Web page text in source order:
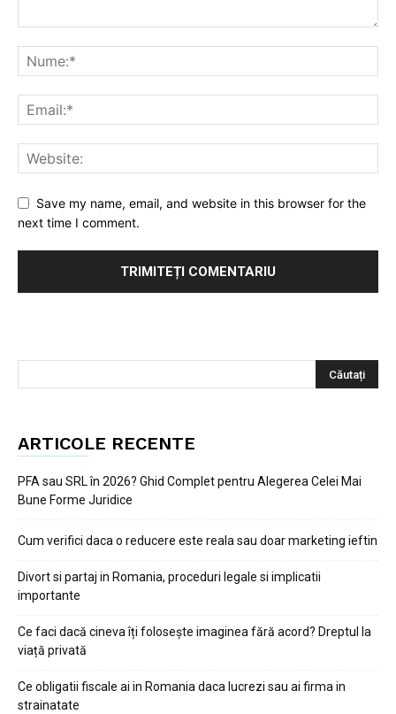
Save my name, email, and website in this browser for the
next time I comment.
ARTICOLE RECENTE
PFA sau SRL în 2026? Ghid Complet pentru Alegerea Celei Mai
Bune Forme Juridice
Cum verifici daca o reducere este reala sau doar marketing ieftin
Divort si partaj in Romania, proceduri legale si implicatii
importante
Ce faci dacă cineva îți folosește imaginea fără acord? Dreptul la
viață privată
Ce obligatii fiscale ai in Romania daca lucrezi sau ai firma in
strainatate